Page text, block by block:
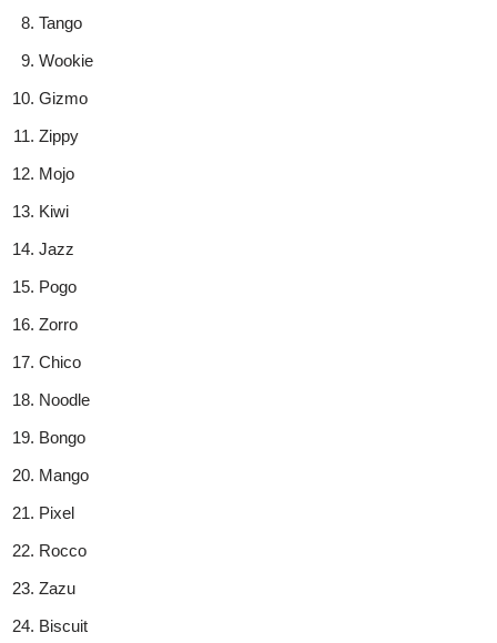
Tango
Wookie
Gizmo
Zippy
Mojo
Kiwi
Jazz
Pogo
Zorro
Chico
Noodle
Bongo
Mango
Pixel
Rocco
Zazu
Biscuit